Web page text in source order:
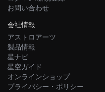
お問い合わせ
会社情報
アストロアーツ
製品情報
星ナビ
星空ガイド
オンラインショップ
プライバシー・ポリシー